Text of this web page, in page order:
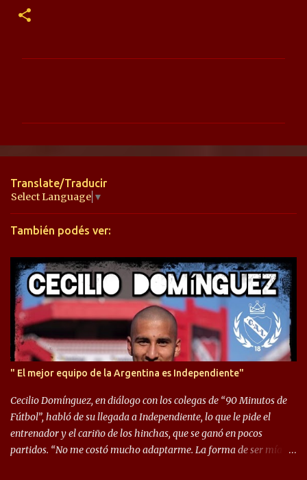
n
a
r
i
s
Translate/Traducir
Select Language ▼
También podés ver:
" El mejor equipo de la Argentina es Independiente"
Cecilio Domínguez, en diálogo con los colegas de “90 Minutos de
Fútbol”, habló de su llegada a Independiente, lo que le pide el
entrenador y el cariño de los hinchas, que se ganó en pocos
partidos. “No me costó mucho adaptarme. La forma de ser mía